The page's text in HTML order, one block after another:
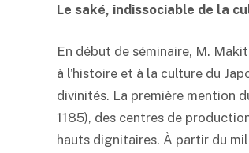
Le saké, indissociable de la
En début de séminaire, M.
à l’histoire et à la culture du
divinités. La première mention
1185), des centres de
hauts dignitaires. À partir du